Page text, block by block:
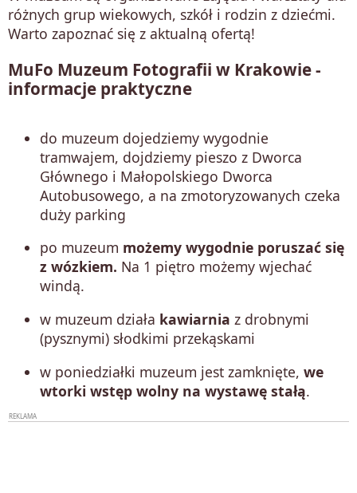
różnych grup wiekowych, szkół i rodzin z dziećmi.
Warto zapoznać się z aktualną ofertą!
MuFo Muzeum Fotografii w Krakowie -
informacje praktyczne
do muzeum dojedziemy wygodnie
tramwajem, dojdziemy pieszo z Dworca
Głównego i Małopolskiego Dworca
Autobusowego, a na zmotoryzowanych czeka
duży parking
po muzeum możemy wygodnie poruszać się
z wózkiem. Na 1 piętro możemy wjechać
windą.
w muzeum działa kawiarnia z drobnymi
(pysznymi) słodkimi przekąskami
w poniedziałki muzeum jest zamknięte, we
wtorki wstęp wolny na wystawę stałą.